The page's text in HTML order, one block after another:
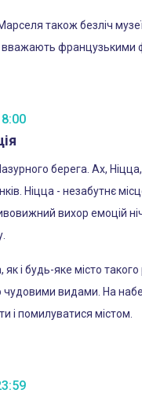
також безліч
вважають французькими
берега. Ах,
Ніцца - незабутнє
вихор емоцій
як і будь-яке місто
чудовими видами. На
і помилуватися містом.